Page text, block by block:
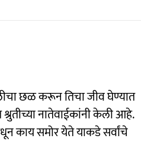
छळ करून तिचा जीव घेण्यात
नातेवाईकांनी केली आहे.
काय समोर येते याकडे सर्वांचे